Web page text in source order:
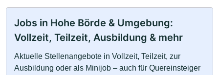
Jobs in Hohe Börde & Umgebung:
Vollzeit, Teilzeit, Ausbildung & mehr
Aktuelle Stellenangebote in Vollzeit, Teilzeit, zur
Ausbildung oder als Minijob – auch für Quereinsteiger